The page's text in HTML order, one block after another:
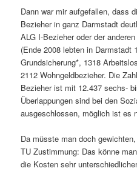
Dann war mir aufgefallen, dass
Bezieher in ganz Darmstadt
ALG I-Bezieher oder der
(Ende 2008 lebten in Darmstadt
Grundsicherung*, 1318
2112 Wohngeldbezieher. Die
Bezieher ist mit 12.437 sechs-
Überlappungen sind bei den
ausgeschlossen, möglich ist es
Da müsste man doch
TU Zustimmung: Das könne
die Kosten sehr